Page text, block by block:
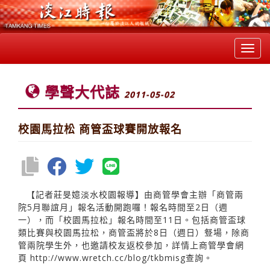
學聲大代誌 2011-05-02
校園馬拉松 商管盃球賽開放報名
【記者莊旻嬑淡水校園報導】由商管學會主辦「商管兩
院5月聯誼月」報名活動開跑囉！報名時間至2日（週
一），而「校園馬拉松」報名時間至11日。包括商管盃球
類比賽與校園馬拉松，商管盃將於8日（週日）豋場，除商
管兩院學生外，也邀請校友返校參加，詳情上商管學會網
頁 http://www.wretch.cc/blog/tkbmisg查詢。